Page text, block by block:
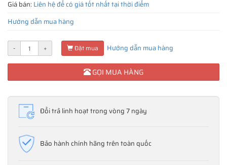
Giá bán: Liên hệ để có giá tốt nhất tại thời điểm
Hướng dẫn mua hàng
- + Đặt mua Hướng dẫn mua hàng
GỌI MUA HÀNG
Đổi trả linh hoạt trong vòng 7 ngày
Bảo hành chính hãng trên toàn quốc